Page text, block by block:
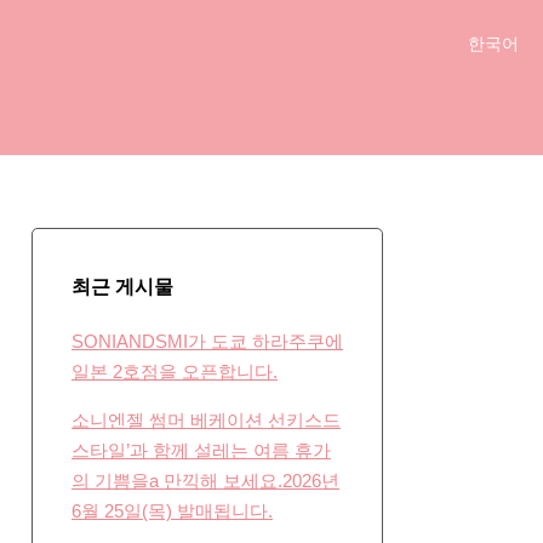
한국어
최근 게시물
SONIANDSMI가 도쿄 하라주쿠에
일본 2호점을 오픈합니다.
소니엔젤 썸머 베케이션 선키스드
스타일’과 함께 설레는 여름 휴가
의 기쁨을a 만끽해 보세요.2026년
6월 25일(목) 발매됩니다.